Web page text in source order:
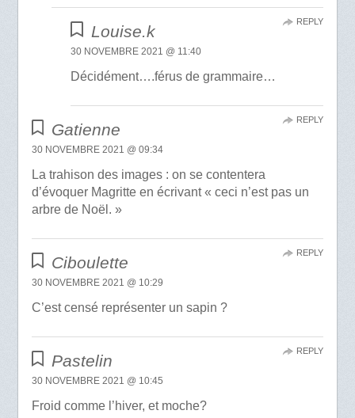
Louise.k
30 NOVEMBRE 2021 @ 11:40
Décidément….férus de grammaire…
REPLY
Gatienne
30 NOVEMBRE 2021 @ 09:34
La trahison des images : on se contentera
d’évoquer Magritte en écrivant « ceci n’est pas un
arbre de Noël. »
REPLY
Ciboulette
30 NOVEMBRE 2021 @ 10:29
C’est censé représenter un sapin ?
REPLY
Pastelin
30 NOVEMBRE 2021 @ 10:45
Froid comme l’hiver, et moche?
REPLY